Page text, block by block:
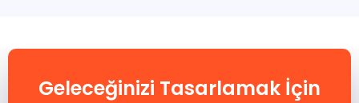
Geleceğinizi Tasarlamak İçin